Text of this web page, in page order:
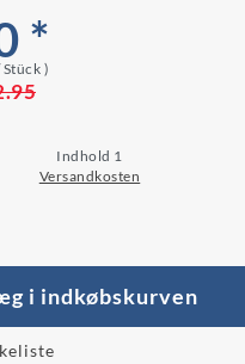
*
)
Indhold 1
Versandkosten
i indkøbskurven